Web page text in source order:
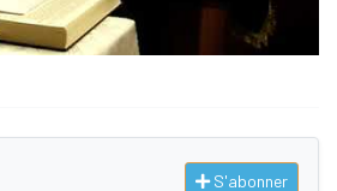
S'abonner